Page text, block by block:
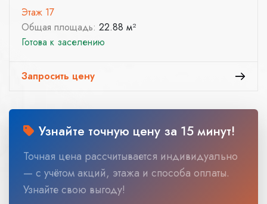
Этаж 17
Общая площадь: 22.88 м²
Готова к заселению
Запросить цену
Узнайте точную цену за 15 минут!
Точная цена рассчитывается индивидуально
— с учётом акций, этажа и способа оплаты.
Узнайте свою выгоду!